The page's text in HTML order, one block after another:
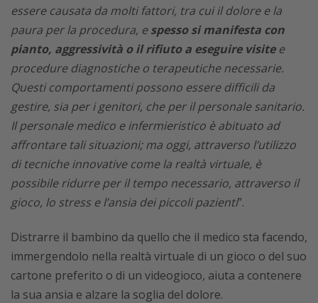
essere causata da molti fattori, tra cui il dolore e la
paura per la procedura, espesso si manifesta con
pianto, aggressività o il rifiuto a eseguire visite e
procedure diagnostiche o terapeutiche necessarie.
Questi comportamenti possono essere difficili da
gestire, sia per i genitori, che per il personale sanitario.
Il personale medico e infermieristico è abituato ad
affrontare tali situazioni; ma oggi, attraverso l’utilizzo
di tecniche innovative come la realtà virtuale, è
possibile ridurre per il tempo necessario, attraverso il
gioco, lo stress e l’ansia dei piccoli pazienti”.
Distrarre il bambino da quello che il medico sta facendo,
immergendolo nella realtà virtuale di un gioco o del suo
cartone preferito o di un videogioco, aiuta a contenere
la sua ansia e alzare la soglia del dolore.